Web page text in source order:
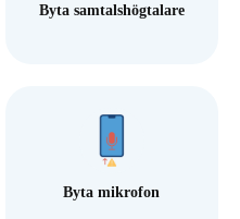
Byta samtalshögtalare
Byta mikrofon